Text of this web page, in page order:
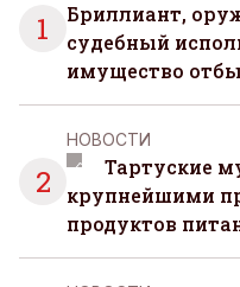
1
Бриллиант,
судебный
имущество
2
НОВОСТИ
Тартуские
крупнейшими
продуктов